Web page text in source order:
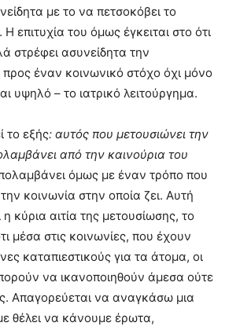
με το να πετσοκόβει το
επιτυχία του όμως έγκειται στο ότι
στρέφει ασυνείδητα την
προς έναν κοινωνικό στόχο όχι μόνο
υψηλό – το ιατρικό λειτούργημα.
το εξής: αυτός που μετουσιώνει την
από την καινούρια του
όμως με έναν τρόπο που
κοινωνία στην οποία ζει. Αυτή
κύρια αιτία της μετουσίωσης, το
μέσα στις κοινωνίες, που έχουν
καταπιεστικούς για τα άτομα, οι
να ικανοποιηθούν άμεσα ούτε
Απαγορεύεται να αναγκάσω μια
θέλει να κάνουμε έρωτα,